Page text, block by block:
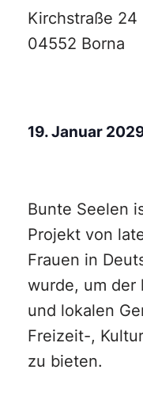
Kirchstraße 24
04552 Borna
19. Januar
Bunte Seelen
Projekt von
Frauen in
wurde, um der
und lokalen
Freizeit-,
zu bieten.